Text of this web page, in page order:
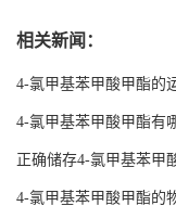
相关新闻：
4-氯甲基苯甲酸甲酯的
4-氯甲基苯甲酸甲酯有
正确储存4-氯甲基苯甲
4-氯甲基苯甲酸甲酯的